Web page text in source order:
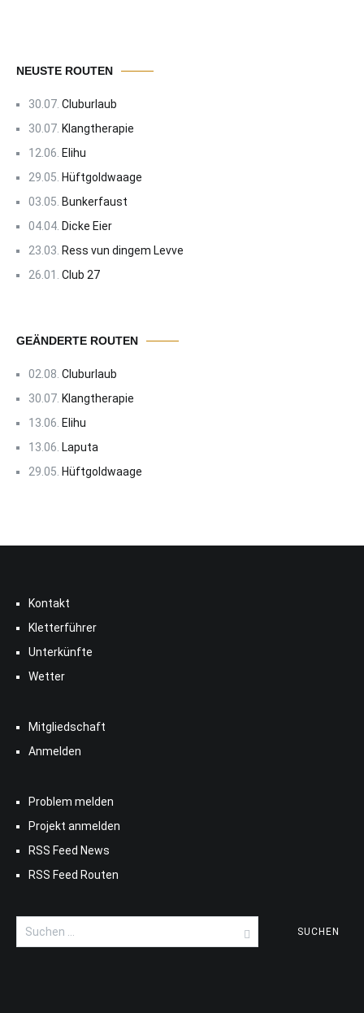
NEUSTE ROUTEN
30.07. Cluburlaub
30.07. Klangtherapie
12.06. Elihu
29.05. Hüftgoldwaage
03.05. Bunkerfaust
04.04. Dicke Eier
23.03. Ress vun dingem Levve
26.01. Club 27
GEÄNDERTE ROUTEN
02.08. Cluburlaub
30.07. Klangtherapie
13.06. Elihu
13.06. Laputa
29.05. Hüftgoldwaage
Kontakt
Kletterführer
Unterkünfte
Wetter
Mitgliedschaft
Anmelden
Problem melden
Projekt anmelden
RSS Feed News
RSS Feed Routen
Suchen
nach: